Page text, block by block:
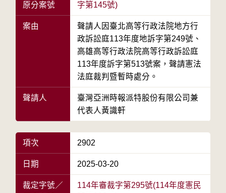
原分案號
字第145號)
案由
聲請人因臺北高等行政法院地方行
政訴訟庭113年度地訴字第249號、
高雄高等行政法院高等行政訴訟庭
113年度訴字第513號案，聲請憲法
法庭裁判暨暫時處分。
聲請人
臺灣亞洲時報派特股份有限公司兼
代表人黃識軒
項次 2902
日期 2025-03-20
裁定字號／
114年審裁字第295號(114年度憲民